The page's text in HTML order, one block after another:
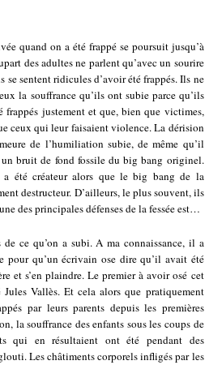
quand on a été frappé se poursuit jusqu’à
des adultes ne parlent qu’avec un sourire
se sentent ridicules d’avoir été frappés. Ils ne
la souffrance qu’ils ont subie parce qu’ils
frappés justement et que, bien que victimes,
ceux qui leur faisaient violence. La dérision
de l’humiliation subie, de même qu’il
un bruit de fond fossile du big bang originel.
été créateur alors que le big bang de la
destructeur. D’ailleurs, le plus souvent, ils
des principales défenses de la fessée est…
ce qu’on a subi. A ma connaissance, il a
pour qu’un écrivain ose dire qu’il avait été
et s’en plaindre. Le premier à avoir osé cet
Vallès. Et cela alors que pratiquement
par leurs parents depuis les premières
la souffrance des enfants sous les coups de
qui en résultaient ont été pendant des
Les châtiments corporels infligés par les